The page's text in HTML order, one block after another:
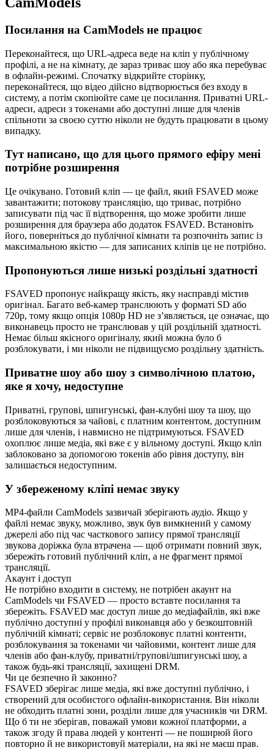
Посилання на CamModels не працює
Переконайтеся, що URL-адреса веде на кліп у публічному
профілі, а не на кімнату, де зараз триває шоу або яка перебуває
в офлайн-режимі. Спочатку відкрийте сторінку,
переконайтеся, що відео дійсно відтворюється без входу в
систему, а потім скопіюйте саме це посилання. Приватні URL-
адреси, адреси з токенами або доступні лише для членів
спільноти за своєю суттю ніколи не будуть працювати в цьому
випадку.
Тут написано, що для цього прямого ефіру мені
потрібне розширення
Це очікувано. Готовий кліп — це файл, який FSAVED може
завантажити; потокову трансляцію, що триває, потрібно
записувати під час її відтворення, що може зробити лише
розширення для браузера або додаток FSAVED. Встановіть
його, поверніться до публічної кімнати та розпочніть запис із
максимальною якістю — для записаних кліпів це не потрібно.
Пропонуються лише низькі роздільні здатності
FSAVED пропонує найкращу якість, яку насправді містив
оригінал. Багато веб-камер транслюють у форматі SD або
720p, тому якщо опція 1080p HD не з’являється, це означає, що
виконавець просто не транслював у цій роздільній здатності.
Немає більш якісного оригіналу, який можна було б
розблокувати, і ми ніколи не підвищуємо роздільну здатність.
Приватне шоу або шоу з символічною платою,
яке я хочу, недоступне
Приватні, групові, шпигунські, фан-клубні шоу та шоу, що
розблоковуються за чайові, є платним контентом, доступним
лише для членів, і навмисно не підтримуються. FSAVED
охоплює лише медіа, які вже є у вільному доступі. Якщо кліп
заблоковано за допомогою токенів або рівня доступу, він
залишається недоступним.
У збереженому кліпі немає звуку
MP4-файли CamModels зазвичай зберігають аудіо. Якщо у
файлі немає звуку, можливо, звук був вимкнений у самому
джерелі або під час часткового запису прямої трансляції
звукова доріжка була втрачена — щоб отримати повний звук,
збережіть готовий публічний кліп, а не фрагмент прямої
трансляції.
Акаунт і доступ
Не потрібно входити в систему, не потрібен акаунт на
CamModels чи FSAVED — просто вставте посилання та
збережіть. FSAVED має доступ лише до медіафайлів, які вже
публічно доступні у профілі виконавця або у безкоштовній
публічній кімнаті; сервіс не розблоковує платні контенти,
розблокування за токенами чи чайовими, контент лише для
членів або фан-клубу, приватні/групові/шпигунські шоу, а
також будь-які трансляції, захищені DRM.
Чи це безпечно й законно?
FSAVED зберігає лише медіа, які вже доступні публічно, і
створений для особистого офлайн-використання. Він ніколи
не обходить платні зони, розділи лише для учасників чи DRM.
Що б ти не зберігав, поважай умови кожної платформи, а
також згоду й права людей у контенті — не поширюй його
повторно й не використовуй матеріали, на які не маєш прав.